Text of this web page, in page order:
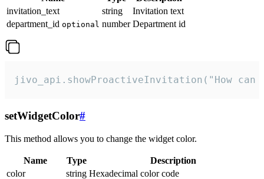
invitation_text
string
Invitation text
department_id optional number Department id
jivo_api.showProactiveInvitation("How
setWidgetColor#
This method allows you to change the widget color.
Name Type
Description
color
string Hexadecimal color code